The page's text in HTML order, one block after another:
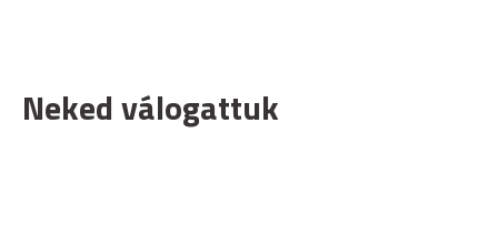
Neked válogattuk